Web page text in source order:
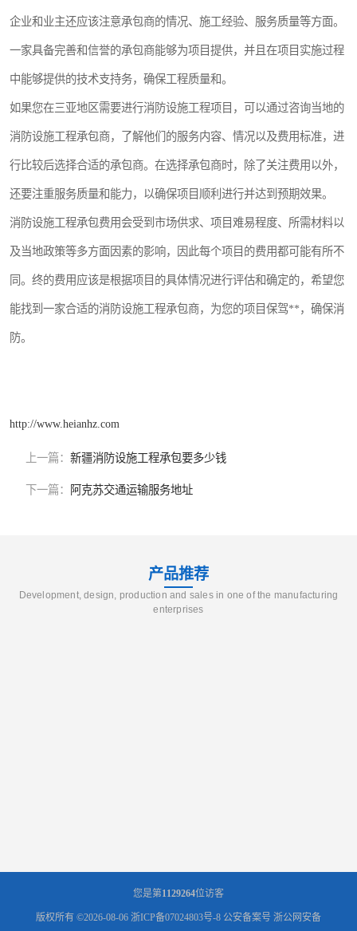
企业和业主还应该注意承包商的情况、施工经验、服务质量等方面。
一家具备完善和信誉的承包商能够为项目提供，并且在项目实施过程
中能够提供的技术支持务，确保工程质量和。
如果您在三亚地区需要进行消防设施工程项目，可以通过咨询当地的
消防设施工程承包商，了解他们的服务内容、情况以及费用标准，进
行比较后选择合适的承包商。在选择承包商时，除了关注费用以外，
还要注重服务质量和能力，以确保项目顺利进行并达到预期效果。
消防设施工程承包费用会受到市场供求、项目难易程度、所需材料以
及当地政策等多方面因素的影响，因此每个项目的费用都可能有所不
同。终的费用应该是根据项目的具体情况进行评估和确定的，希望您
能找到一家合适的消防设施工程承包商，为您的项目保驾**，确保消
防。
http://www.heianhz.com
上一篇： 新疆消防设施工程承包要多少钱
下一篇： 阿克苏交通运输服务地址
产品推荐
Development, design, production and sales in one of the manufacturing
enterprises
您是第1129264位访客
版权所有 ©2026-08-06 浙ICP备07024803号-8 公安备案号 浙公网安备